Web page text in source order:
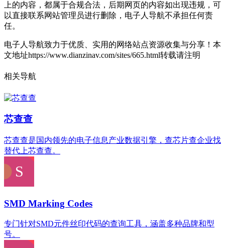
上的内容，都属于合规合法，后期网页的内容如出现违规，可
以直接联系网站管理员进行删除，电子人导航不承担任何责
任。
电子人导航致力于优质、实用的网络站点资源收集与分享！ 本
文地址https://www.dianzinav.com/sites/665.html转载请注明
相关导航
芯查查
芯查查是国内领先的电子信息产业数据引擎，查芯片查企业找
替代上芯查查。
SMD Marking Codes
专门针对SMD元件丝印代码的查询工具，涵盖多种品牌和型
号。